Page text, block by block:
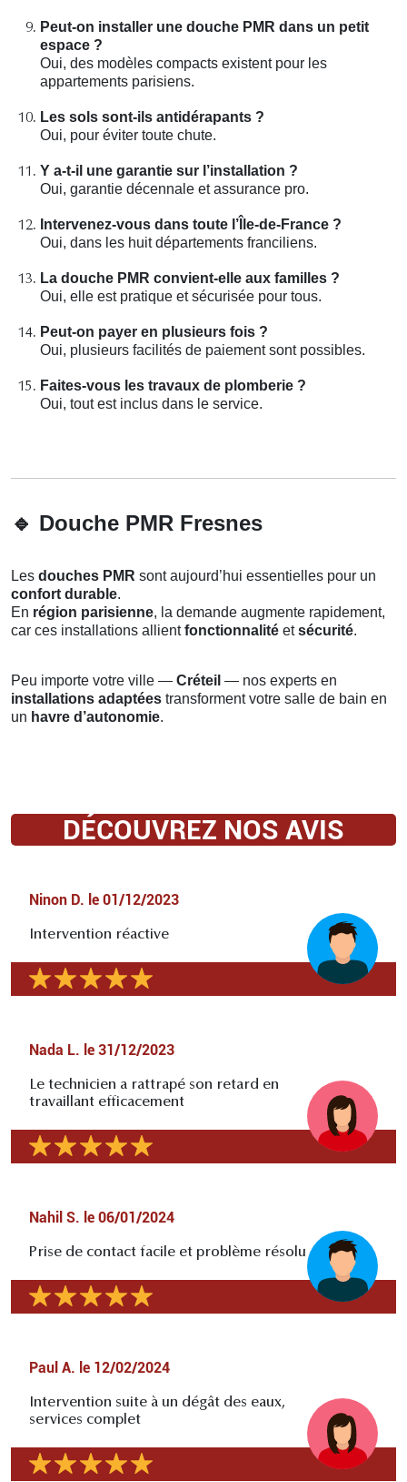
Peut-on installer une douche PMR dans un petit
espace ?
Oui, des modèles compacts existent pour les
appartements parisiens.
Les sols sont-ils antidérapants ?
Oui, pour éviter toute chute.
Y a-t-il une garantie sur l’installation ?
Oui, garantie décennale et assurance pro.
Intervenez-vous dans toute l’Île-de-France ?
Oui, dans les huit départements franciliens.
La douche PMR convient-elle aux familles ?
Oui, elle est pratique et sécurisée pour tous.
Peut-on payer en plusieurs fois ?
Oui, plusieurs facilités de paiement sont possibles.
Faites-vous les travaux de plomberie ?
Oui, tout est inclus dans le service.
🔹 Douche PMR Fresnes
Les douches PMR sont aujourd’hui essentielles pour un
confort durable.
En région parisienne, la demande augmente rapidement,
car ces installations allientfonctionnalité etsécurité.
Peu importe votre ville — Créteil — nos experts en
installations adaptées transforment votre salle de bain en
un havre d’autonomie.
DÉCOUVREZ NOS AVIS
Ninon D. le 01/12/2023
Intervention réactive
Nada L. le 31/12/2023
Le technicien a rattrapé son retard en
travaillant efficacement
Nahil S. le 06/01/2024
Prise de contact facile et problème résolu
Paul A. le 12/02/2024
Intervention suite à un dégât des eaux,
services complet